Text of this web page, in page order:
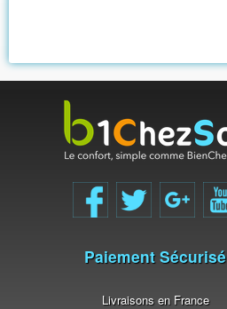
Paiement Sécurisé
Livraisons en France